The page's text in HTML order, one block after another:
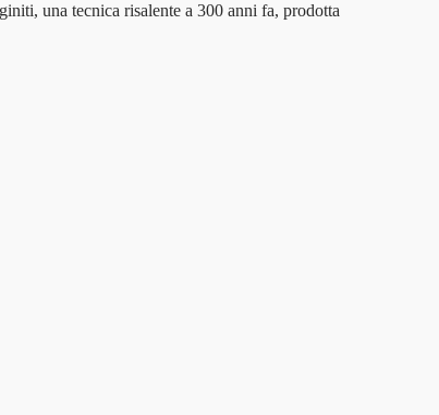
una tecnica risalente a 300 anni fa, prodotta